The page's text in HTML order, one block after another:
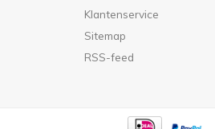
Klantenservice
Sitemap
RSS-feed